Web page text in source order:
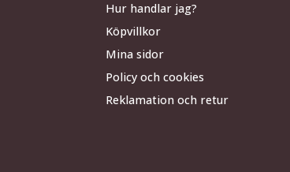
Hur handlar jag?
Köpvillkor
Mina sidor
Policy och cookies
Reklamation och retur